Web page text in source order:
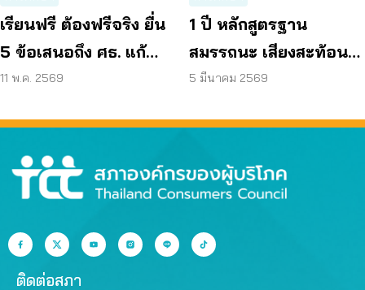
เรียนฟรี ต้องฟรีจริง ยื่น
5 ข้อเสนอถึง ศธ. แก้
ปัญหาค่าใช้จ่ายแฝง
11 พ.ค. 2569
1 ปี หลักสูตรฐาน
สมรรถนะ เสียงสะท้อน
จากครู เด็กตื่นตัว-
5 มีนาคม 2569
ติดต่อสภา